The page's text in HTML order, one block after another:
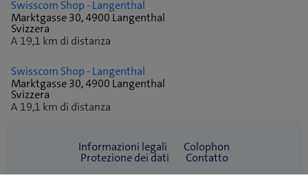
Swisscom Shop - Langenthal
Marktgasse 30, 4900 Langenthal
Svizzera
A 19,1 km di distanza
Swisscom Shop - Langenthal
Marktgasse 30, 4900 Langenthal
Svizzera
A 19,1 km di distanza